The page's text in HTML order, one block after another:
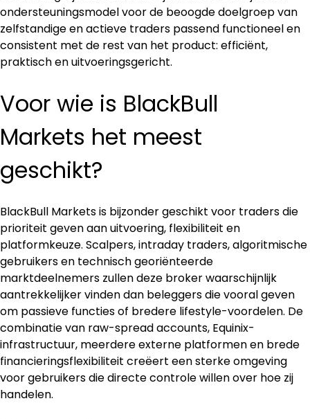
ondersteuningsmodel voor de beoogde doelgroep van
zelfstandige en actieve traders passend functioneel en
consistent met de rest van het product: efficiënt,
praktisch en uitvoeringsgericht.
Voor wie is BlackBull
Markets het meest
geschikt?
BlackBull Markets is bijzonder geschikt voor traders die
prioriteit geven aan uitvoering, flexibiliteit en
platformkeuze. Scalpers, intraday traders, algoritmische
gebruikers en technisch georiënteerde
marktdeelnemers zullen deze broker waarschijnlijk
aantrekkelijker vinden dan beleggers die vooral geven
om passieve functies of bredere lifestyle-voordelen. De
combinatie van raw-spread accounts, Equinix-
infrastructuur, meerdere externe platformen en brede
financieringsflexibiliteit creëert een sterke omgeving
voor gebruikers die directe controle willen over hoe zij
handelen.